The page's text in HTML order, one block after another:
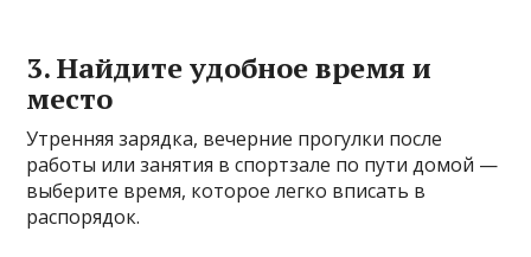
3. Найдите удобное время и
место
Утренняя зарядка, вечерние прогулки после
работы или занятия в спортзале по пути домой —
выберите время, которое легко вписать в
распорядок.